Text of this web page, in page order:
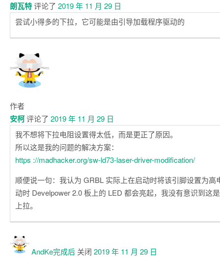
朗瓦特评论了 2019 年 11 月 29 日
尝试小得多的下拉，它可能是由引导加载程序驱动的
作者
安柯评论了 2019 年 11 月 29 日
我不想将下拉电阻设置得太低，而是更正了原因。
所以这是我的问题的解决方案：
https ://madhacker.org/sw-ld73-laser-driver-modification/
顺便说一句：我认为 GRBL 实际上在启动时将该引脚设置为高
动时 Develpower 2.0 板上的 LED 都会亮起，我没有意识到这
上拉。
AndKe完成后 关闭 2019 年 11 月 29 日